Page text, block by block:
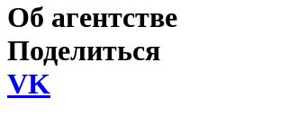
Об агентстве
Поделиться
VK